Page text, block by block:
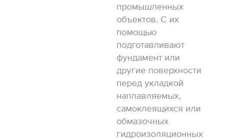
промышленных
объектов. С их
помощью
подготавливают
фундамент или
другие поверхности
перед укладкой
наплавляемых,
самоклеящихся или
обмазочных
гидроизоляционных